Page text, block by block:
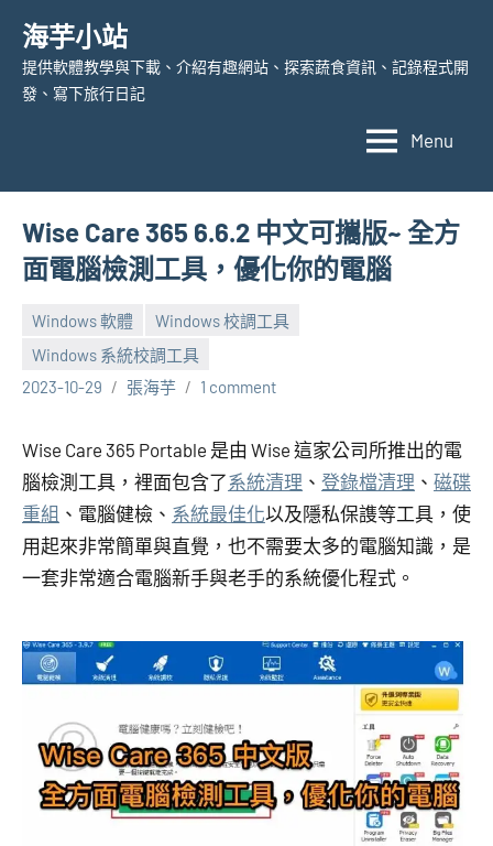
content
海芋小站
提供軟體教學與下載、介紹有趣網站、探索蔬食資訊、記錄程式開
發、寫下旅行日記
Menu
Wise Care 365 6.6.2 中文可攜版~ 全方
面電腦檢測工具，優化你的電腦
Windows 軟體
Windows 校調工具
Windows 系統校調工具
2023-10-29
張海芋 1 comment
Wise Care 365 Portable 是由 Wise 這家公司所推出的電
腦檢測工具，裡面包含了系統清理 、 登錄檔清理 、 磁碟
重組 、電腦健檢、 系統最佳化以及隱私保謢等工具，使
用起來非常簡單與直覺，也不需要太多的電腦知識，是
一套非常適合電腦新手與老手的系統優化程式。